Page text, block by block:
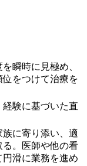
瞬時に見極め、
をつけて治療を
験に基づいた直
に寄り添い、適
。医師や他の看
滑に業務を進め